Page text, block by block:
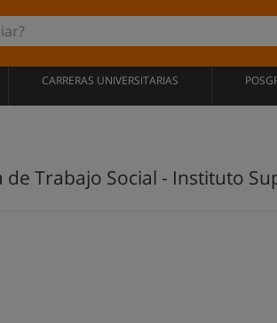
CARRERAS UNIVERSITARIAS
de Trabajo Social - Instituto